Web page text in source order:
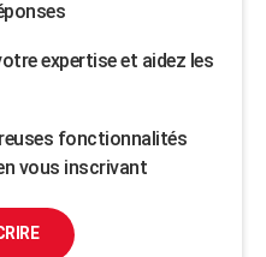
expertise et aidez les
fonctionnalités
vous inscrivant